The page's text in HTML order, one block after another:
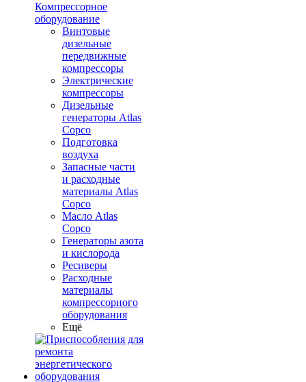
Компрессорное
оборудование
Винтовые
дизельные
передвижные
компрессоры
Электрические
компрессоры
Дизельные
генераторы Atlas
Copco
Подготовка
воздуха
Запасные части
и расходные
материалы Atlas
Copco
Масло Atlas
Copco
Генераторы азота
и кислорода
Ресиверы
Расходные
материалы
компрессорного
оборудования
Ещё